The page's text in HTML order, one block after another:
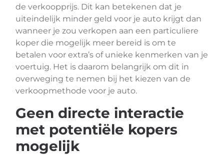
de verkoopprijs. Dit kan betekenen dat je
uiteindelijk minder geld voor je auto krijgt dan
wanneer je zou verkopen aan een particuliere
koper die mogelijk meer bereid is om te
betalen voor extra’s of unieke kenmerken van je
voertuig. Het is daarom belangrijk om dit in
overweging te nemen bij het kiezen van de
verkoopmethode voor je auto.
Geen directe interactie
met potentiële kopers
mogelijk